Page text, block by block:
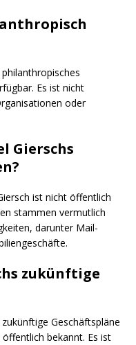
Es ist nicht
oder
Gierschs
ist nicht öffentlich
stammen vermutlich
darunter Mail-
zukünftige
Geschäftspläne
bekannt. Es ist